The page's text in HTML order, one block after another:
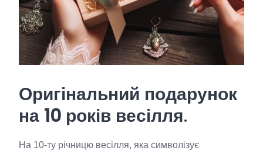
Оригінальний подарунок
на 10 років весілля.
На 10-ту річницю весілля, яка символізує